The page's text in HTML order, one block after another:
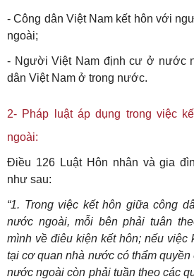
-Công dân Việt Nam kết hôn với
ngoài;
- Người Việt Nam định cư ở nước
dân Việt Nam ở trong nước.
2- Pháp luật áp dụng trong việc
ngoài:
Điều 126 Luật Hôn nhân và gia
như sau:
“1. Trong việc kết hôn giữa công
nước ngoài, mỗi bên phải tuân
mình về điêu kiện kết hôn; nếu việc
tại cơ quan nhà nước có thẩm
nước ngoài còn phải tuần theo các